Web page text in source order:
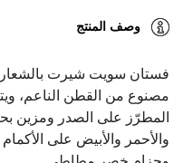
وصف المنتج
فستان سويت شيرت بالشعار
مصنوع من القطن الناعم،
المطرّز على الصدر ومزين
والأحمر والأبيض على